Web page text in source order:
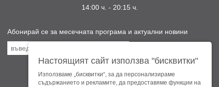
14:00 ч. - 20:15 ч.
Посетете ни:
Настоящият сайт използва "бисквитки"
Използваме „бисквитки“, за да персонализираме
съдържанието и рекламите, да предоставяме функции на